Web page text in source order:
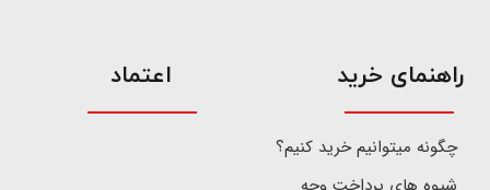
​راهنمای خرید
چگونه میتوانیم خرید کنیم؟
اعتماد